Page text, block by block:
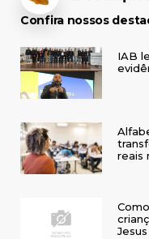
Confira nossos
IAB
reais
Jesus